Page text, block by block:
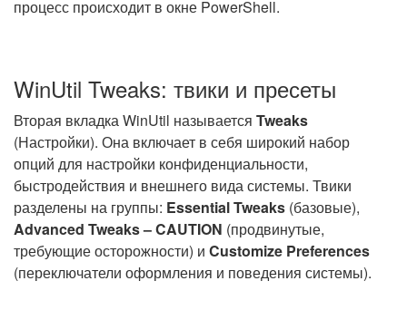
процесс происходит в окне PowerShell.
WinUtil Tweaks: твики и пресеты
Вторая вкладка WinUtil называется Tweaks
(Настройки). Она включает в себя широкий набор
опций для настройки конфиденциальности,
быстродействия и внешнего вида системы. Твики
разделены на группы: Essential Tweaks (базовые),
Advanced Tweaks – CAUTION (продвинутые,
требующие осторожности) и Customize Preferences
(переключатели оформления и поведения системы).